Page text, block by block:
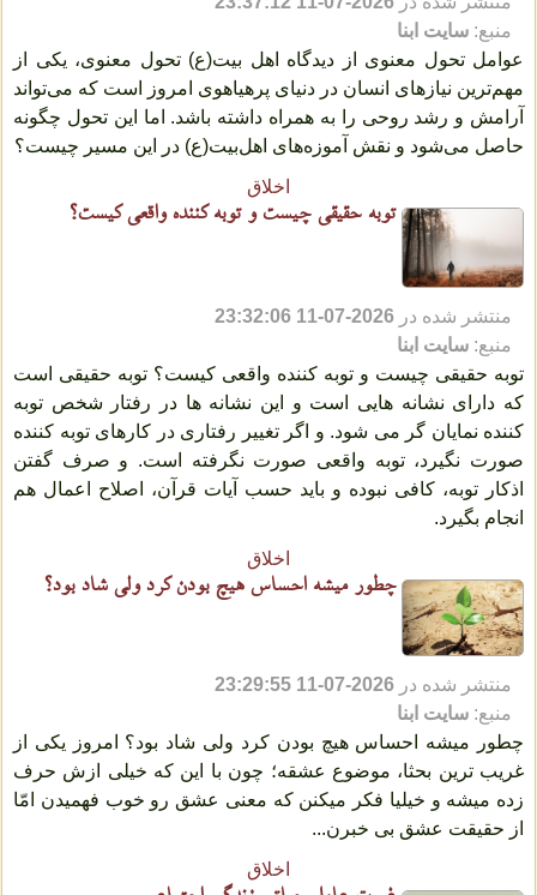
منبع: سایت ابنا
عوامل تحول معنوی از دیدگاه اهل‌ بیت(ع) تحول معنوی، یکی از
مهم‌ترین نیازهای انسان در دنیای پرهیاهوی امروز است که می‌تواند
آرامش و رشد روحی را به همراه داشته باشد. اما این تحول چگونه
حاصل می‌شود و نقش آموزه‌های اهل‌بیت(ع) در این مسیر چیست؟
اخلاق
توبه حقیقی چیست و توبه کننده واقعی کیست؟
منتشر شده در 2026-07-11 23:32:06
منبع: سایت ابنا
توبه حقیقی چیست و توبه کننده واقعی کیست؟ توبه حقیقی است
که دارای نشانه هایی است و این نشانه ها در رفتار شخص توبه
کننده نمایان گر می شود. و اگر تغییر رفتاری در کارهای توبه کننده
صورت نگیرد، توبه واقعی صورت نگرفته است. و صرف گفتن
اذکار توبه، کافی نبوده و باید حسب آیات قرآن، اصلاح اعمال هم
انجام بگیرد.
اخلاق
چطور میشه احساس هیچ بودن کرد ولی شاد بود؟
منتشر شده در 2026-07-11 23:29:55
منبع: سایت ابنا
چطور میشه احساس هیچ بودن کرد ولی شاد بود؟ امروز یکی از
غریب ترین بحثا، موضوع عشقه؛ چون با این که خیلی ازش حرف
زده میشه و خیلیا فکر میکنن که معنی عشق رو خوب فهمیدن امّا
از حقیقت عشق بی خبرن...
اخلاق